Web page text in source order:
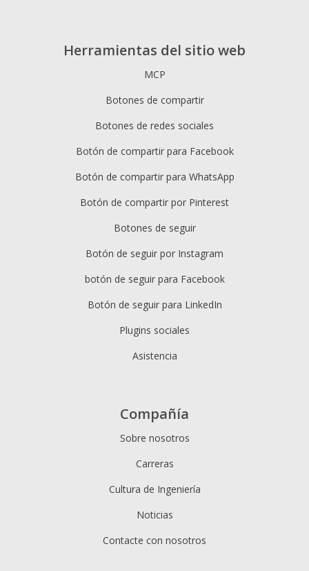
Herramientas del sitio web
MCP
Botones de compartir
Botones de redes sociales
Botón de compartir para Facebook
Botón de compartir para WhatsApp
Botón de compartir por Pinterest
Botones de seguir
Botón de seguir por Instagram
botón de seguir para Facebook
Botón de seguir para LinkedIn
Plugins sociales
Asistencia
Compañía
Sobre nosotros
Carreras
Cultura de Ingeniería
Noticias
Contacte con nosotros